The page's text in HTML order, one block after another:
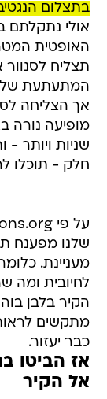
בתצלום
אולי נתקלתם
האופטית
תצליח
אך הצליחה
שניות ויותר -
חלק - תוכלו
שלנו מפענח
מעניינת.
לחיובית ומה
הקיר בלבן
מתקשים
כבר יעזור.
אל הקיר